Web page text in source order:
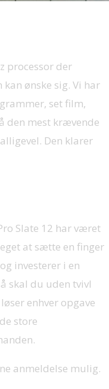
processor der
ønske sig. Vi har
set film,
den mest krævende
Den klarer
Slate 12 har været
at sætte en finger
investerer i en
skal du uden tvivl
enhver opgave
store
anmeldelse mulig.